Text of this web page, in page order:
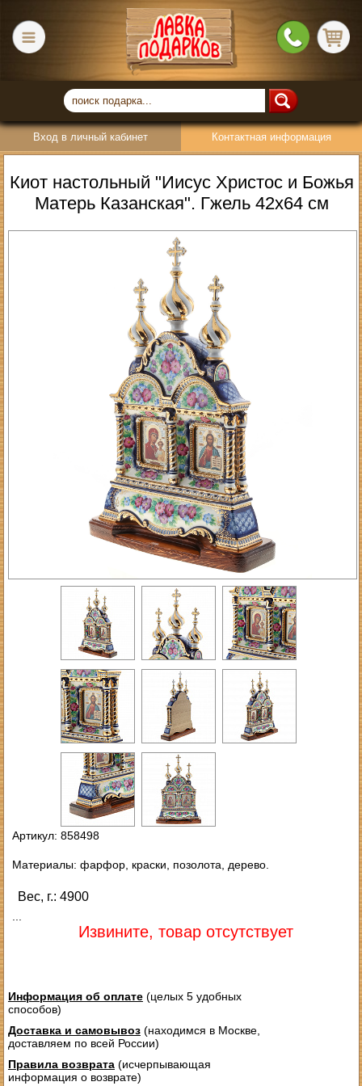
Вход в личный кабинет Контактная информация
Киот настольный "Иисус Христос и Божья
Матерь Казанская". Гжель 42х64 см
Артикул: 858498
Материалы: фарфор, краски, позолота, дерево.
Вес, г.: 4900
Извините, товар отсутствует
Информация об оплате(целых 5 удобных
способов)
Доставка и самовывоз(находимся в Москве,
доставляем по всей России)
Правила возврата(исчерпывающая
информация о возврате)